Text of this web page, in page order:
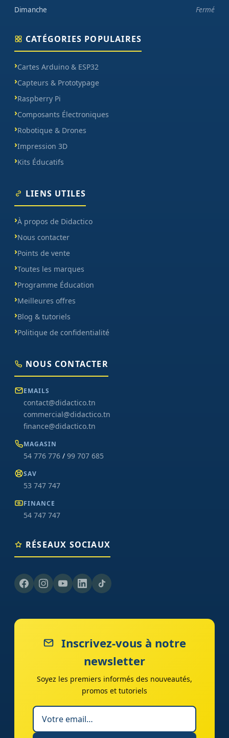
Dimanche
Fermé
CATÉGORIES POPULAIRES
Cartes Arduino & ESP32
Capteurs & Prototypage
Raspberry Pi
Composants Électroniques
Robotique & Drones
Impression 3D
Kits Éducatifs
LIENS UTILES
À propos de Didactico
Nous contacter
Points de vente
Toutes les marques
Programme Éducation
Meilleures offres
Blog & tutoriels
Politique de confidentialité
NOUS CONTACTER
EMAILS
contact@didactico.tn
commercial@didactico.tn
finance@didactico.tn
MAGASIN
54 776 776 / 99 707 685
SAV
53 747 747
FINANCE
54 747 747
RÉSEAUX SOCIAUX
Inscrivez-vous à notre
newsletter
Soyez les premiers informés des nouveautés,
promos et tutoriels